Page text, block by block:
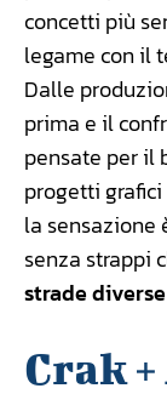
concetti più
legame con il
Dalle
prima e il
pensate per il
progetti
la sensazione
senza strappi
strade
Crak